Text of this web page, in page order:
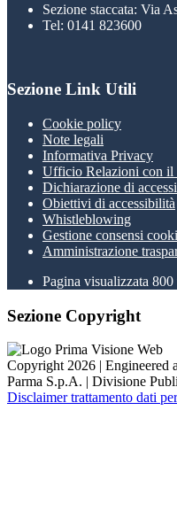
Sezione staccata: Via
Tel: 0141 823600
Sezione Link Utili
Cookie policy
Note legali
Informativa Privacy
Ufficio Relazioni con il
Dichiarazione di
Obiettivi di accessibilità
Whistleblowing
Gestione consensi
Amministrazione
Pagina visualizzata 800
Sezione Copyright
Copyright 2026 | Engineered
Parma S.p.A. | Divisione
Disclaimer trattamento dati